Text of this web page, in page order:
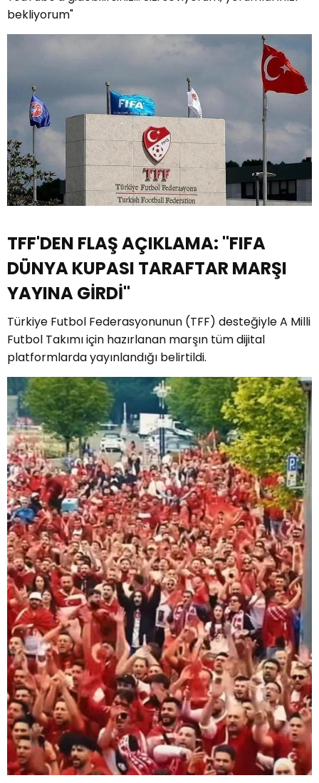
bekliyorum"
TFF'DEN FLAŞ AÇIKLAMA: "FIFA
DÜNYA KUPASI TARAFTAR MARŞI
YAYINA GİRDİ"
Türkiye Futbol Federasyonunun (TFF) desteğiyle A Milli
Futbol Takımı için hazırlanan marşın tüm dijital
platformlarda yayınlandığı belirtildi.